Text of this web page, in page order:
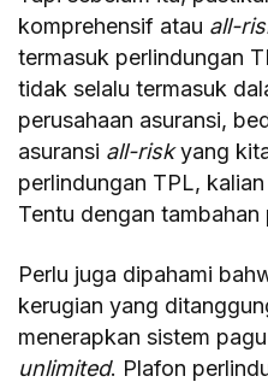
komprehensif atau all-
termasuk perlindungan
tidak selalu termasuk
perusahaan asuransi,
asuransi all-riskyang
perlindungan TPL,
Tentu dengan
Perlu juga dipahami
kerugian yang
menerapkan sistem
unlimited. Plafon